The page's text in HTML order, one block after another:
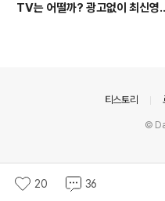
TV는 어떨까? 광고없이 최신영
20 36
티스토리
©